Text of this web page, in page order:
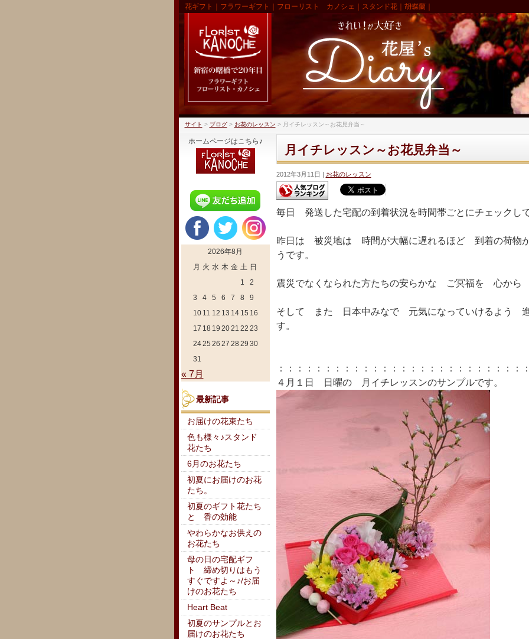
花ギフト｜フラワーギフト｜フローリスト カノシェ｜スタンド花｜胡蝶蘭｜
サイト > ブログ> お花のレッスン > 月イチレッスン～お花見弁当～
月イチレッスン～お花見弁当～
2012年3月11日 お花のレッスン
毎日 発送した宅配の到着状況を時間帯ごとにチェックして
昨日は 被災地は 時間が大幅に遅れるほど 到着の荷物
うです。
震災でなくなられた方たちの安らかな ご冥福を 心から
そして また 日本中みなで 元気になっていけるよう 進
す。
：：：：：：：：：：：：：：：：：：：：：：：：：：
４月１日 日曜の 月イチレッスンのサンプルです。
ホームページはこちら♪
2026年8月
月 火 水 木 金 土 日
1
2
3
4 5 6 7 8
9
10 11 12 13 14 15 16
17 18 19 2021 22 23
2425 26 27 28 29 30
31
« 7月
最新記事
お届けの花束たち
色も様々♪スタンド
花たち
6月のお花たち
初夏にお届けのお花
たち。
初夏のギフト花たち
と 香の効能
やわらかなお供えの
お花たち
母の日の宅配ギフ
ト 締め切りはもう
すぐですよ～♪/お届
けのお花たち
Heart Beat
初夏のサンプルとお
届けのお花たち